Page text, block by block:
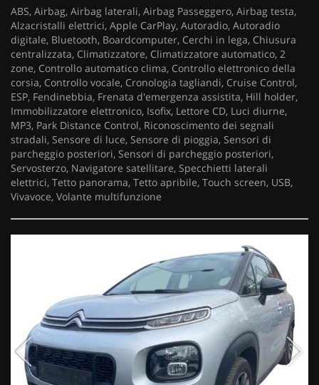
ABS, Airbag, Airbag laterali, Airbag Passeggero, Airbag testa,
Alzacristalli elettrici, Apple CarPlay, Autoradio, Autoradio
digitale, Bluetooth, Boardcomputer, Cerchi in lega, Chiusura
centralizzata, Climatizzatore, Climatizzatore automatico, 2
zone, Controllo automatico clima, Controllo elettronico della
corsia, Controllo vocale, Cronologia tagliandi, Cruise Control,
ESP, Fendinebbia, Frenata d'emergenza assistita, Hill holder,
Immobilizzatore elettronico, Isofix, Lettore CD, Luci diurne,
MP3, Park Distance Control, Riconoscimento dei segnali
stradali, Sensore di luce, Sensore di pioggia, Sensori di
parcheggio posteriori, Sensori di parcheggio posteriori,
Servosterzo, Navigatore satellitare, Specchietti laterali
elettrici, Tetto panorama, Tetto apribile, Touch screen, USB,
Vivavoce, Volante multifunzione